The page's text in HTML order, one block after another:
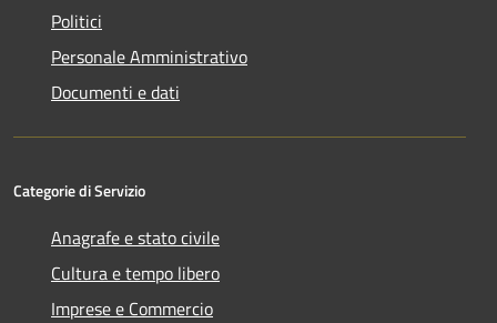
Politici
Personale Amministrativo
Documenti e dati
Categorie di Servizio
Anagrafe e stato civile
Cultura e tempo libero
Imprese e Commercio